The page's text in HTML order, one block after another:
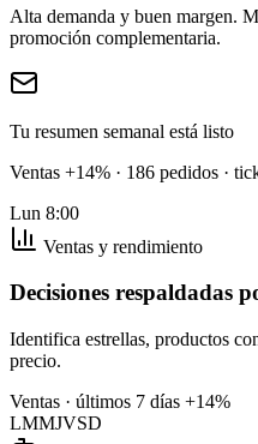
Alta demanda y buen margen.
promoción complementaria.
Tu resumen semanal está listo
Ventas +14% · 186 pedidos ·
Lun 8:00
Ventas y rendimiento
Decisiones respaldadas
Identifica estrellas, productos
precio.
Ventas · últimos 7 días +14%
LMMJVSD